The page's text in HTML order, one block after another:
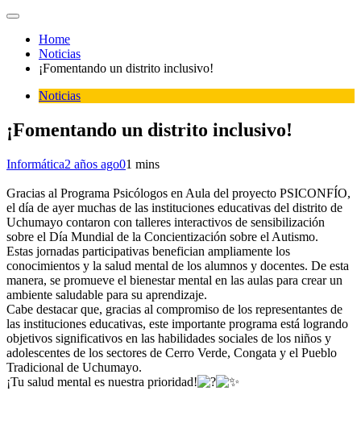
Home
Noticias
¡Fomentando un distrito inclusivo!
Noticias
¡Fomentando un distrito inclusivo!
Informática2 años ago01 mins
Gracias al Programa Psicólogos en Aula del proyecto PSICONFÍO,
el día de ayer muchas de las instituciones educativas del distrito de
Uchumayo contaron con talleres interactivos de sensibilización
sobre el Día Mundial de la Concientización sobre el Autismo.
Estas jornadas participativas benefician ampliamente los
conocimientos y la salud mental de los alumnos y docentes. De esta
manera, se promueve el bienestar mental en las aulas para crear un
ambiente saludable para su aprendizaje.
Cabe destacar que, gracias al compromiso de los representantes de
las instituciones educativas, este importante programa está logrando
objetivos significativos en las habilidades sociales de los niños y
adolescentes de los sectores de Cerro Verde, Congata y el Pueblo
Tradicional de Uchumayo.
¡Tu salud mental es nuestra prioridad!